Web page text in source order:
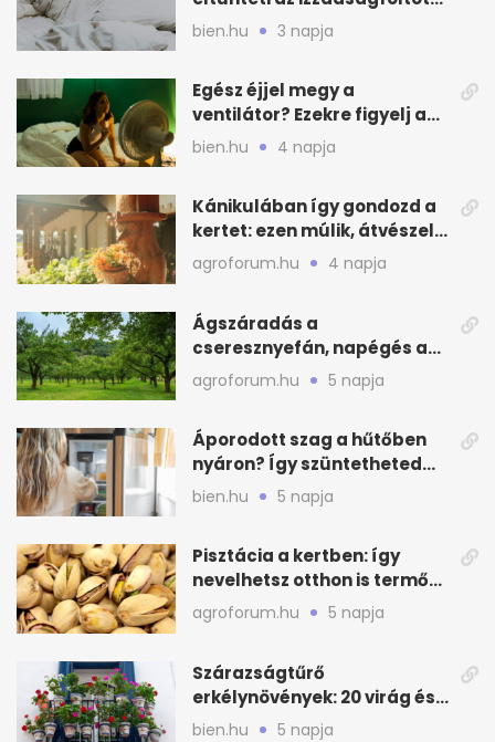
és a szagot a matracról
bien.hu 3 napja
Egész éjjel megy a
ventilátor? Ezekre figyelj a
hőségben alvásnál
bien.hu 4 napja
Kánikulában így gondozd a
kertet: ezen múlik, átvészeli-
e a hőséget
agroforum.hu 4 napja
Ágszáradás a
cseresznyefán, napégés a
kajszin: mit tehetsz most?
agroforum.hu 5 napja
Áporodott szag a hűtőben
nyáron? Így szüntetheted
meg olcsón
bien.hu 5 napja
Pisztácia a kertben: így
nevelhetsz otthon is termő
növényt
agroforum.hu 5 napja
Szárazságtűrő
erkélynövények: 20 virág és
cserje a forró nyárra
bien.hu 5 napja